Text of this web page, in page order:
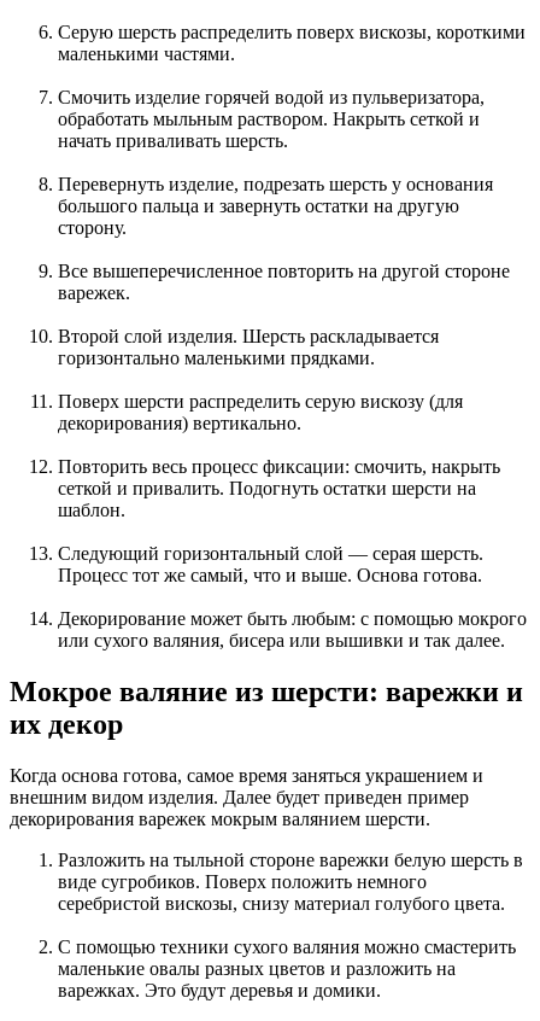
Серую шерсть распределить поверх вискозы, короткими
маленькими частями.
Смочить изделие горячей водой из пульверизатора,
обработать мыльным раствором. Накрыть сеткой и
начать приваливать шерсть.
Перевернуть изделие, подрезать шерсть у основания
большого пальца и завернуть остатки на другую
сторону.
Все вышеперечисленное повторить на другой стороне
варежек.
Второй слой изделия. Шерсть раскладывается
горизонтально маленькими прядками.
Поверх шерсти распределить серую вискозу (для
декорирования) вертикально.
Повторить весь процесс фиксации: смочить, накрыть
сеткой и привалить. Подогнуть остатки шерсти на
шаблон.
Следующий горизонтальный слой — серая шерсть.
Процесс тот же самый, что и выше. Основа готова.
Декорирование может быть любым: с помощью мокрого
или сухого валяния, бисера или вышивки и так далее.
Мокрое валяние из шерсти: варежки и
их декор
Когда основа готова, самое время заняться украшением и
внешним видом изделия. Далее будет приведен пример
декорирования варежек мокрым валянием шерсти.
Разложить на тыльной стороне варежки белую шерсть в
виде сугробиков. Поверх положить немного
серебристой вискозы, снизу материал голубого цвета.
С помощью техники сухого валяния можно смастерить
маленькие овалы разных цветов и разложить на
варежках. Это будут деревья и домики.